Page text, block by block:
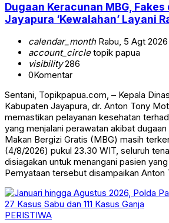
Dugaan Keracunan MBG,
Jayapura ‘Kewalahan’ Layani
calendar_monthRabu, 5 Agt 2026
account_circletopik papua
visibility286
0Komentar
Sentani, Topikpapua.com, – Kepala
Kabupaten Jayapura, dr. Anton Tony
memastikan pelayanan kesehatan
yang menjalani perawatan akibat
Makan Bergizi Gratis (MBG) masih
(4/8/2026) pukul 23.30 WIT, seluruh
disiagakan untuk menangani pasien
Pernyataan tersebut disampaikan
PERISTIWA